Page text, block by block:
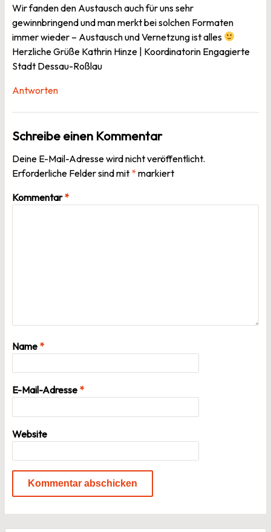
Wir fanden den Austausch auch für uns sehr
gewinnbringend und man merkt bei solchen Formaten
immer wieder – Austausch und Vernetzung ist alles
Herzliche Grüße Kathrin Hinze | Koordinatorin Engagierte
Stadt Dessau-Roßlau
Antworten
Schreibe einen Kommentar
Deine E-Mail-Adresse wird nicht veröffentlicht.
Erforderliche Felder sind mit *markiert
Kommentar*
Name *
E-Mail-Adresse *
Website